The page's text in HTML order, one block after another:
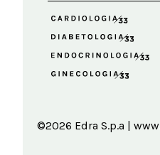
©2026 Edra S.p.a |